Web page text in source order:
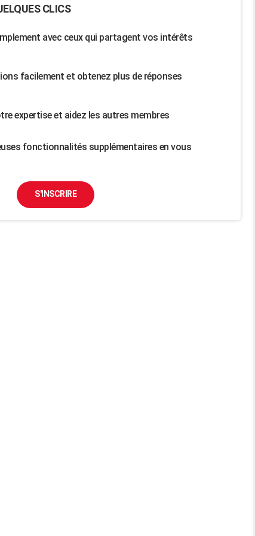
CLICS
avec ceux qui partagent vos intérêts
facilement et obtenez plus de réponses
expertise et aidez les autres membres
fonctionnalités supplémentaires en vous
S'INSCRIRE